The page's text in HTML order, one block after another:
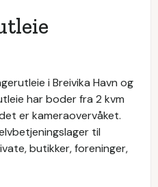
i Breivika Havn og
har boder fra 2 kvm
er kameraovervåket.
til
butikker, foreninger,